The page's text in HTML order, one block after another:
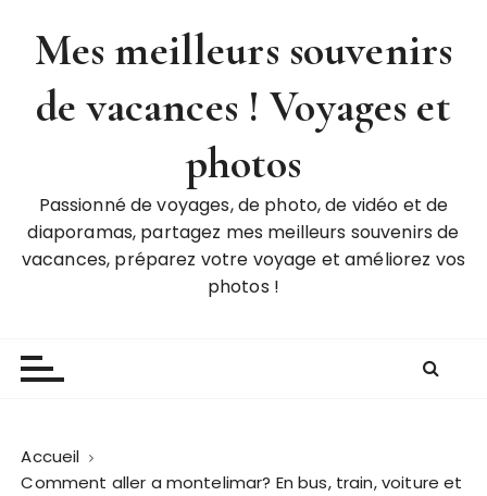
Mes meilleurs souvenirs
de vacances ! Voyages et
photos
Passionné de voyages, de photo, de vidéo et de
diaporamas, partagez mes meilleurs souvenirs de
vacances, préparez votre voyage et améliorez vos
photos !
Accueil
Comment aller a montelimar? En bus, train, voiture et